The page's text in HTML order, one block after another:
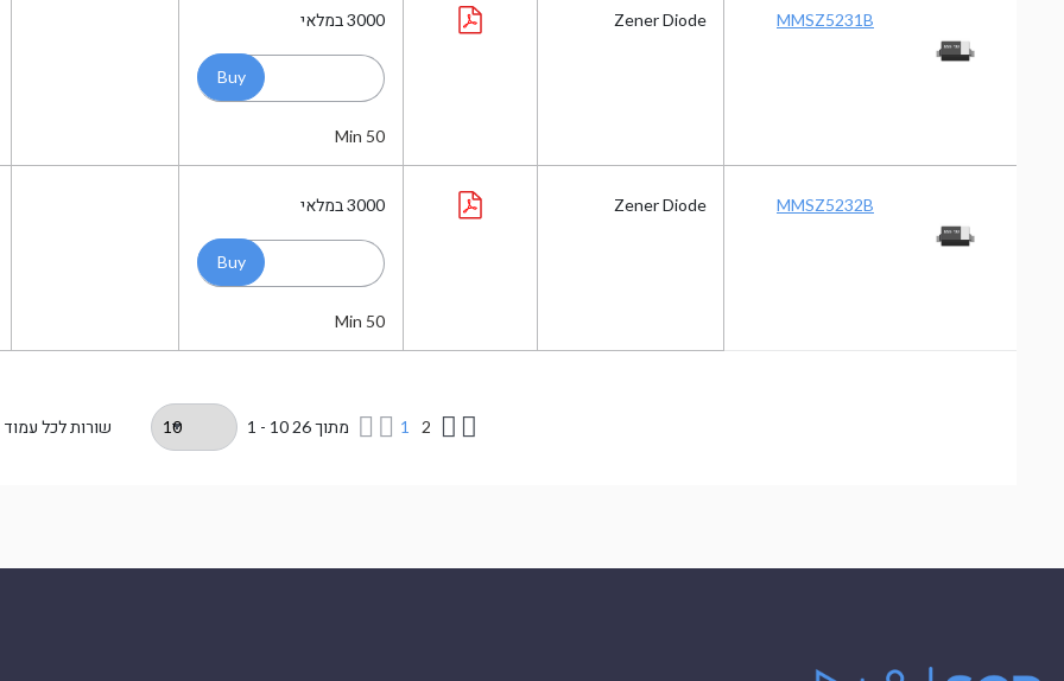
MMSZ5231B
Zener Diode
3000 במלאי
Min 50
MMSZ5232B
Zener Diode
3000 במלאי
Min 50
שורות לכל עמוד 1 - 10 מתוך26 1 2